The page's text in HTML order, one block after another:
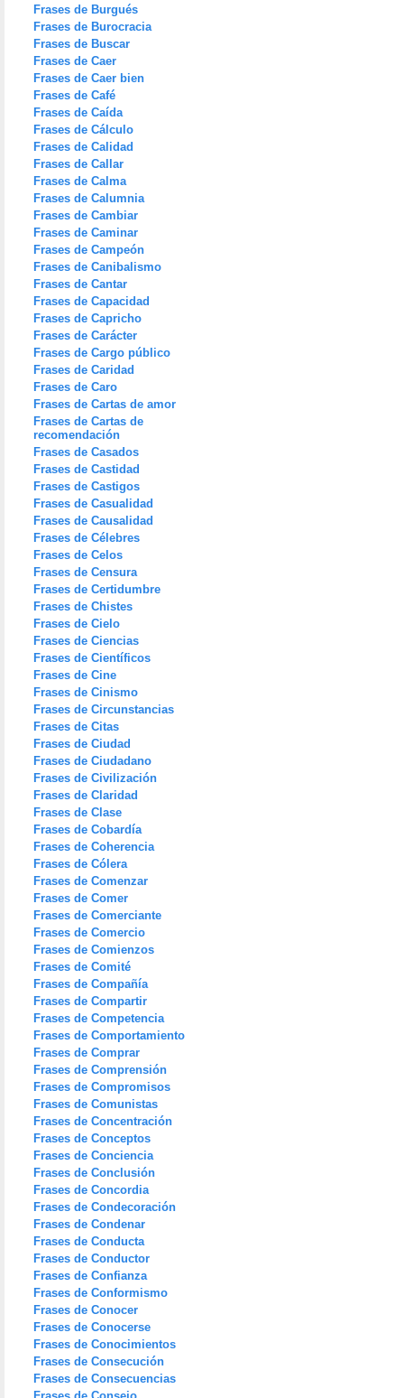
Frases de Burgués
Frases de Burocracia
Frases de Buscar
Frases de Caer
Frases de Caer bien
Frases de Café
Frases de Caída
Frases de Cálculo
Frases de Calidad
Frases de Callar
Frases de Calma
Frases de Calumnia
Frases de Cambiar
Frases de Caminar
Frases de Campeón
Frases de Canibalismo
Frases de Cantar
Frases de Capacidad
Frases de Capricho
Frases de Carácter
Frases de Cargo público
Frases de Caridad
Frases de Caro
Frases de Cartas de amor
Frases de Cartas de
recomendación
Frases de Casados
Frases de Castidad
Frases de Castigos
Frases de Casualidad
Frases de Causalidad
Frases de Célebres
Frases de Celos
Frases de Censura
Frases de Certidumbre
Frases de Chistes
Frases de Cielo
Frases de Ciencias
Frases de Científicos
Frases de Cine
Frases de Cinismo
Frases de Circunstancias
Frases de Citas
Frases de Ciudad
Frases de Ciudadano
Frases de Civilización
Frases de Claridad
Frases de Clase
Frases de Cobardía
Frases de Coherencia
Frases de Cólera
Frases de Comenzar
Frases de Comer
Frases de Comerciante
Frases de Comercio
Frases de Comienzos
Frases de Comité
Frases de Compañía
Frases de Compartir
Frases de Competencia
Frases de Comportamiento
Frases de Comprar
Frases de Comprensión
Frases de Compromisos
Frases de Comunistas
Frases de Concentración
Frases de Conceptos
Frases de Conciencia
Frases de Conclusión
Frases de Concordia
Frases de Condecoración
Frases de Condenar
Frases de Conducta
Frases de Conductor
Frases de Confianza
Frases de Conformismo
Frases de Conocer
Frases de Conocerse
Frases de Conocimientos
Frases de Consecución
Frases de Consecuencias